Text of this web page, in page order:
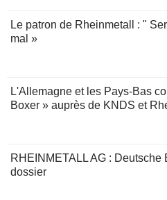
Le patron de Rheinmetall : "
mal »
L'Allemagne et les Pays-Bas
Boxer » auprès de KNDS et
RHEINMETALL AG : Deutsche
dossier